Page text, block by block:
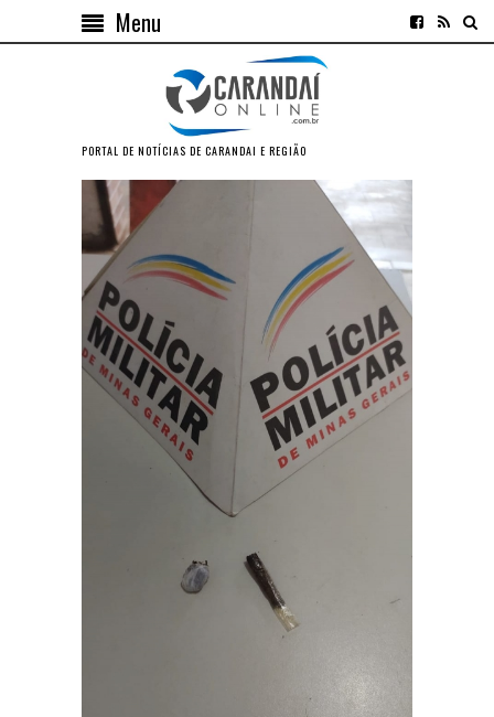
Menu
PORTAL DE NOTÍCIAS DE CARANDAI E REGIÃO